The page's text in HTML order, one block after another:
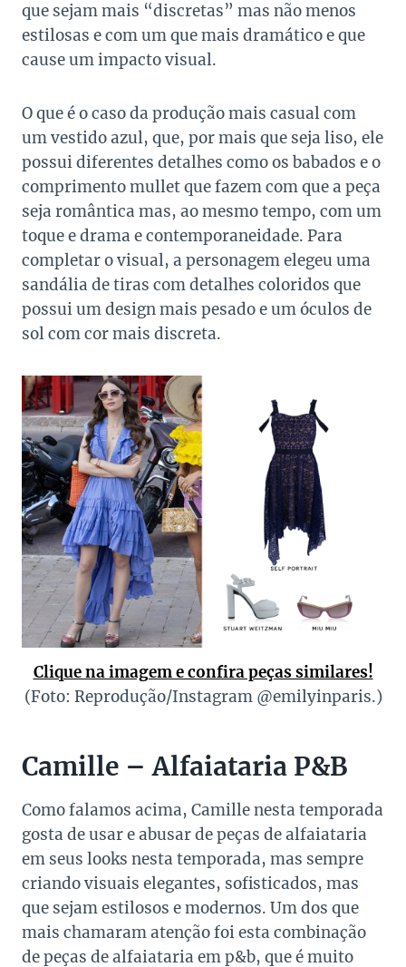
que sejam mais “discretas” mas não menos
estilosas e com um que mais dramático e que
cause um impacto visual.
O que é o caso da produção mais casual com
um vestido azul, que, por mais que seja liso, ele
possui diferentes detalhes como os babados e o
comprimento mullet que fazem com que a peça
seja romântica mas, ao mesmo tempo, com um
toque e drama e contemporaneidade. Para
completar o visual, a personagem elegeu uma
sandália de tiras com detalhes coloridos que
possui um design mais pesado e um óculos de
sol com cor mais discreta.
Clique na imagem e confira peças similares!
(Foto: Reprodução/Instagram @emilyinparis.)
Camille – Alfaiataria P&B
Como falamos acima, Camille nesta temporada
gosta de usar e abusar de peças de alfaiataria
em seus looks nesta temporada, mas sempre
criando visuais elegantes, sofisticados, mas
que sejam estilosos e modernos. Um dos que
mais chamaram atenção foi esta combinação
de peças de alfaiataria em p&b, que é muito